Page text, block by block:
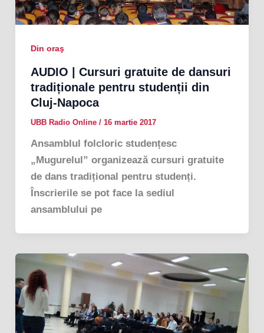
Din oraş
AUDIO | Cursuri gratuite de dansuri
tradiționale pentru studenții din
Cluj-Napoca
UBB Radio Online / 16 martie 2017
Ansamblul folcloric studențesc
„Mugurelul” organizează cursuri gratuite
de dans tradițional pentru studenți.
Înscrierile se pot face la sediul
ansamblului pe